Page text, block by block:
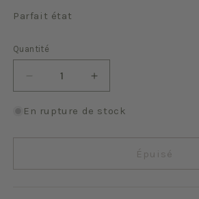
Parfait état
Quantité
Quantité
Réduire
la
quantité
Roseau
Augmenter
la
quantité
Roseau
En rupture de stock
Épuisé